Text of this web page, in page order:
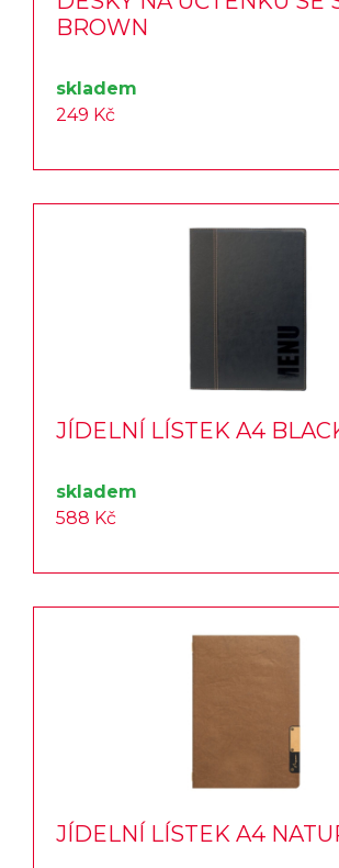
BROWN
skladem
249 Kč
JÍDELNÍ LÍSTEK A4
skladem
588 Kč
JÍDELNÍ LÍSTEK A4